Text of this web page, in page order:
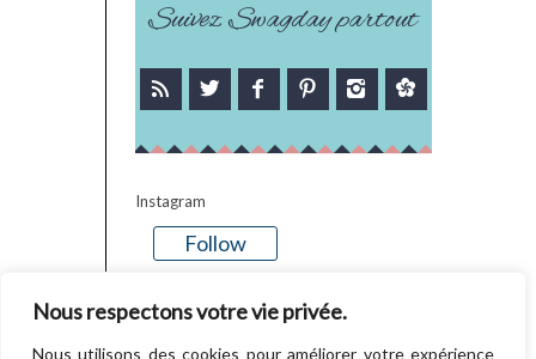
Nous respectons votre vie privée.
Nous utilisons des cookies pour améliorer votre expérience
Suivez Swagday partout
Instagram
Follow